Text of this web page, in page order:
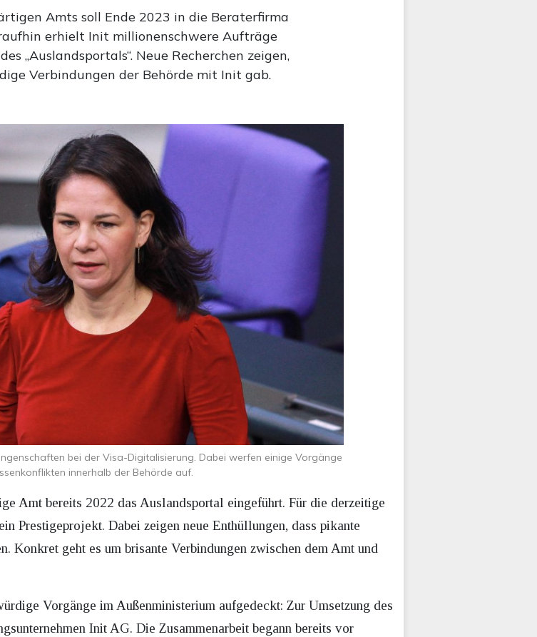
Amts soll Ende 2023 in die Beraterfirma
erhielt Init millionenschwere Aufträge
„Auslandsportals“. Neue Recherchen zeigen,
Verbindungen der Behörde mit Init gab.
bei der Visa-Digitalisierung. Dabei werfen einige Vorgänge
innerhalb der Behörde auf.
Amt bereits 2022 das Auslandsportal eingeführt. Für die derzeitige
Prestigeprojekt. Dabei zeigen neue Enthüllungen, dass pikante
Konkret geht es um brisante Verbindungen zwischen dem Amt und
Vorgänge im Außenministerium aufgedeckt: Zur Umsetzung des
Init AG. Die Zusammenarbeit begann bereits vor